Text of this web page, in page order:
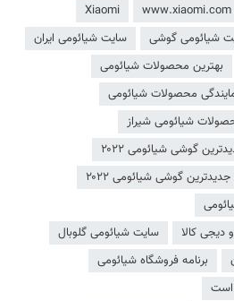
Xiaomi
شیائومی گوشی
سایت شیائومی ایران
بهترین محصولات شیائومی
محصولات شیائومی
شیائومی شیراز
گوشی شیائومی ۲۰۲۲
گوشی شیائومی ۲۰۲۲
سایت شیائومی گلوبال
برنامه فروشگاه شیائومی
است